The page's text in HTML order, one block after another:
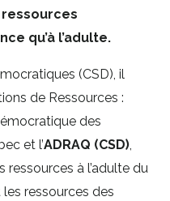
qu’à l’adulte.
(CSD), il
de Ressources :
des
et l’ADRAQ (CSD),
ressources à l’adulte du
les ressources des